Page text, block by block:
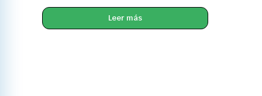
Leer más